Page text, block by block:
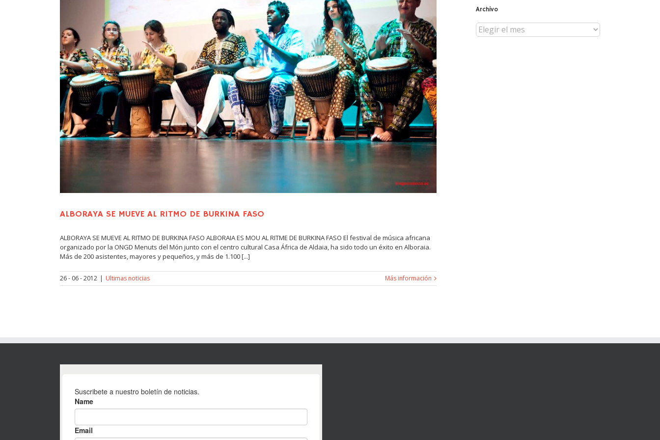
ALBORAYA SE MUEVE AL RITMO DE BURKINA FASO
ALBORAYA SE MUEVE AL RITMO DE BURKINA FASO ALBORAIA ES MOU AL RITME DE BURKINA FASO El festival de música africana
organizado por la ONGD Menuts del Món junto con el centro cultural Casa África de Aldaia, ha sido todo un éxito en Alboraia.
Más de 200 asistentes, mayores y pequeños, y más de 1.100 [...]
26 - 06 - 2012 | Ultimas noticias Más información
Archivo
Archivo